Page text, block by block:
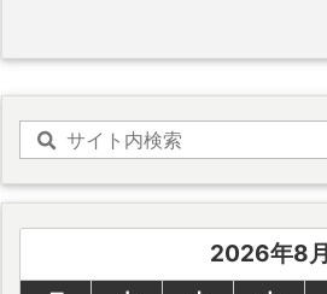
2026年8月